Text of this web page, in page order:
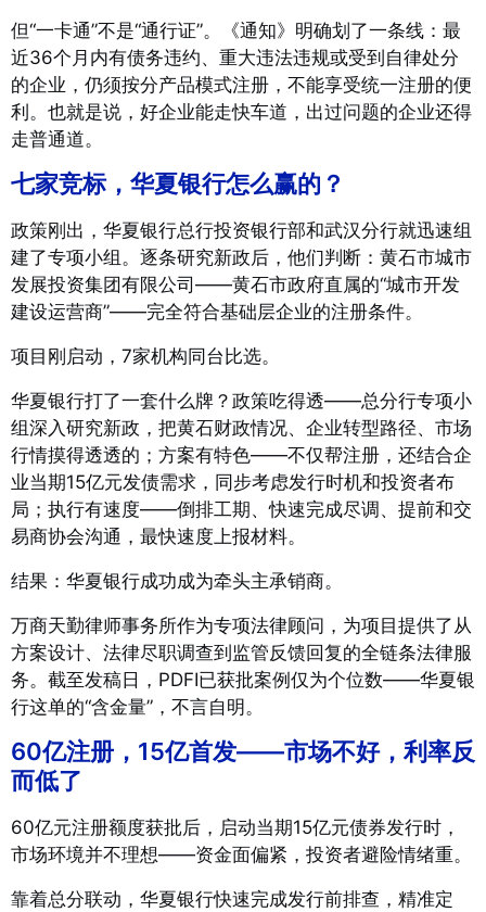
但“一卡通”不是“通行证”。《通知》明确划了一条线：最
近36个月内有债务违约、重大违法违规或受到自律处分
的企业，仍须按分产品模式注册，不能享受统一注册的便
利 。也就是说，好企业能走快车道，出过问题的企业还得
走普通道。
七家竞标，华夏银行怎么赢的？
政策刚出，华夏银行总行投资银行部和武汉分行就迅速组
建了专项小组。逐条研究新政后，他们判断：黄石市城市
发展投资集团有限公司——黄石市政府直属的“城市开发
建设运营商”——完全符合基础层企业的注册条件。
项目刚启动，7家机构同台比选。
华夏银行打了一套什么牌？政策吃得透——总分行专项小
组深入研究新政，把黄石财政情况、企业转型路径、市场
行情摸得透透的 ；方案有特色——不仅帮注册，还结合企
业当期15亿元发债需求，同步考虑发行时机和投资者布
局；执行有速度——倒排工期、快速完成尽调、提前和交
易商协会沟通，最快速度上报材料。
结果：华夏银行成功成为牵头主承销商。
万商天勤律师事务所作为专项法律顾问，为项目提供了从
方案设计、法律尽职调查到监管反馈回复的全链条法律服
务。截至发稿日，PDFI已获批案例仅为个位数——华夏银
行这单的“含金量”，不言自明。
60亿注册，15亿首发——市场不好，利率反
而低了
60亿元注册额度获批后，启动当期15亿元债券发行时，
市场环境并不理想——资金面偏紧，投资者避险情绪重。
靠着总分联动，华夏银行快速完成发行前排查，精准定